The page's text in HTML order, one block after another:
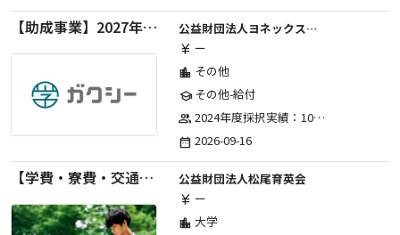
【助成事業】2027年度（通年）ジュニアスポーツ振興に関する助成金
公益財団法人ヨネックススポーツ振興財団
currency_yen ー
location_city その他
schoolその他-給付
group 2024年度採択実績：107事業（前期45・後期62）、2025年度採択実績：103事業（前期48・後期55）、2026年度採択実績：97事業 ※2026年度より、前期・後期の区分を廃止し、年1回の申請受付となりました。
date_range 2026-09-16
【学費・寮費・交通費給付】2027年度第71期育英生募集
公益財団法人松尾育英会
currency_yen ー
location_city 大学